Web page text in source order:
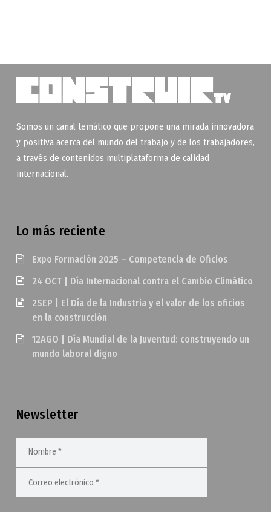
Somos un canal temático que propone una mirada innovadora
y positiva acerca del mundo del trabajo y de los trabajadores,
a través de contenidos multiplataforma de calidad
internacional.
Lo más reciente
Expo Formación 2025 – Competencia de Oficios
24 OCT | Día Internacional contra el Cambio Climático
2SEP | El Día de la Industria y el valor de los oficios
en la construcción
12AGO | Día Mundial de la Juventud: construyendo un
mundo laboral digno
Newsletter